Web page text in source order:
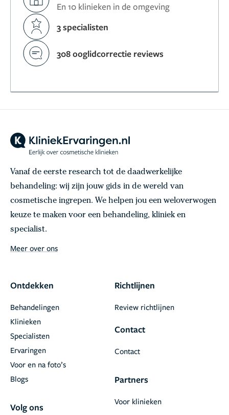
En 10 klinieken in de omgeving
3 specialisten
308 ooglidcorrectie reviews
Vanaf de eerste research tot de daadwerkelijke
behandeling: wij zijn jouw gids in de wereld van
cosmetische ingrepen. We helpen jou een weloverwogen
keuze te maken voor een behandeling, kliniek en
specialist.
Meer over ons
Ontdekken
Behandelingen
Klinieken
Specialisten
Ervaringen
Voor en na foto’s
Blogs
Volg ons
Richtlijnen
Review richtlijnen
Contact
Contact
Partners
Voor klinieken